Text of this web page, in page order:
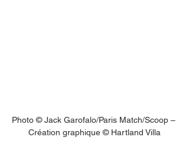
Photo © Jack Garofalo/Paris Match/Scoop –
Création graphique © Hartland Villa